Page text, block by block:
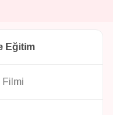
Eğitim
Filmi